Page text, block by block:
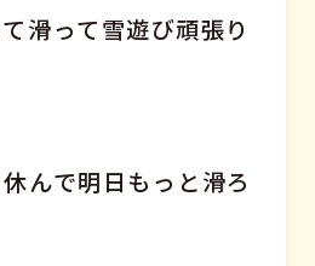
滑って雪遊び頑張り
んで明日もっと滑ろ